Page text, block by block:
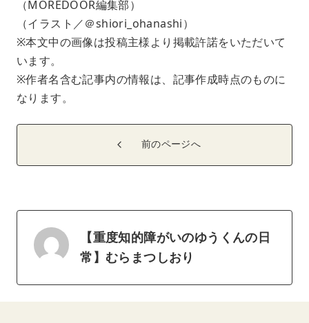
（MOREDOOR編集部）
（イラスト／＠shiori_ohanashi）
※本文中の画像は投稿主様より掲載許諾をいただいて
います。
※作者名含む記事内の情報は、記事作成時点のものに
なります。
前のページへ
【重度知的障がいのゆうくんの日
常】むらまつしおり